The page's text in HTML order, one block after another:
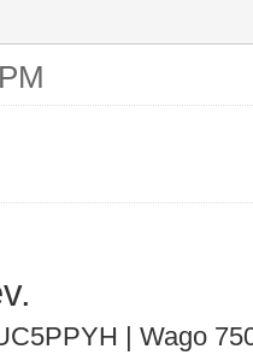
| Wago